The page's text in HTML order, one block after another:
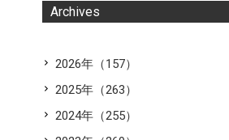
Archives
2026年（157）
2025年（263）
2024年（255）